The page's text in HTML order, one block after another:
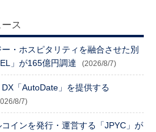
ス
・ホスピタリティを融合させた別
」が165億円調達
(2026/8/7)
DX「AutoDate」を提供する
8/7)
インを発行・運営する「JPYC」が